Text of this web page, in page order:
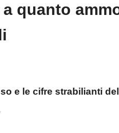
quanto
e le cifre strabilianti